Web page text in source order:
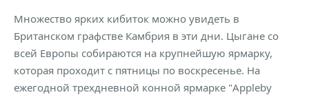
Множество ярких кибиток можно увидеть в
Британском графстве Камбрия в эти дни. Цыгане со
всей Европы собираются на крупнейшую ярмарку,
которая проходит с пятницы по воскресенье. На
ежегодной трехдневной конной ярмарке "Appleby